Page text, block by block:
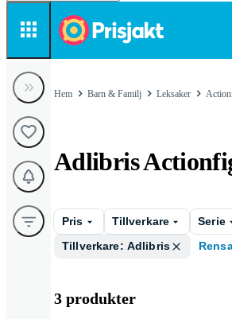
Hem Barn & Familj Leksaker
Adlibris
Pris Tillverkare Serie
Tillverkare: Adlibris
3 produkter